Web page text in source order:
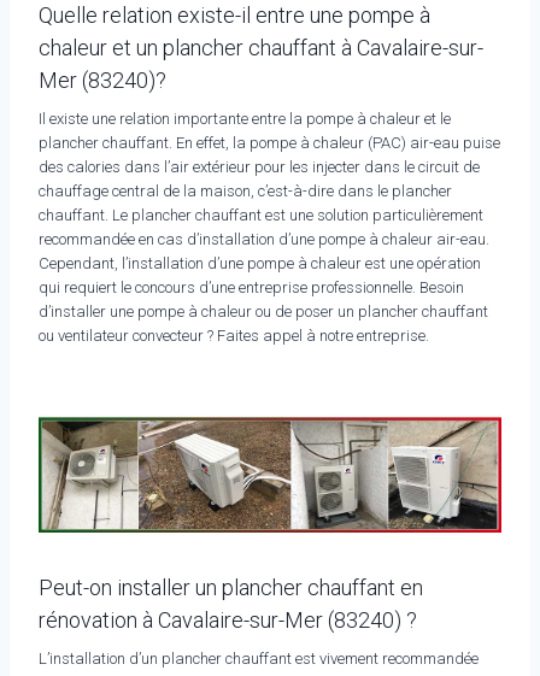
Quelle relation existe-il entre une pompe à
chaleur et un plancher chauffant à Cavalaire-sur-
Mer (83240)?
Il existe une relation importante entre la pompe à chaleur et le
plancher chauffant. En effet, la pompe à chaleur (PAC) air-eau puise
des calories dans l’air extérieur pour les injecter dans le circuit de
chauffage central de la maison, c’est-à-dire dans le plancher
chauffant. Le plancher chauffant est une solution particulièrement
recommandée en cas d’installation d’une pompe à chaleur air-eau.
Cependant, l’installation d’une pompe à chaleur est une opération
qui requiert le concours d’une entreprise professionnelle. Besoin
d’installer une pompe à chaleur ou de poser un plancher chauffant
ou ventilateur convecteur ? Faites appel à notre entreprise.
Peut-on installer un plancher chauffant en
rénovation à Cavalaire-sur-Mer (83240) ?
L’installation d’un plancher chauffant est vivement recommandée